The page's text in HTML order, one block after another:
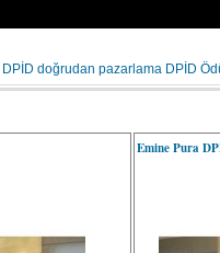
DPİD doğrudan pazarlama DPİD
Emine Pura